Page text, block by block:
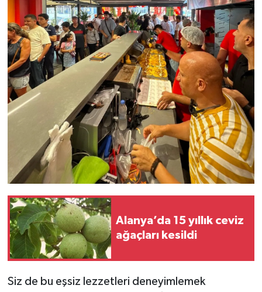
Alanya’da 15 yıllık ceviz
ağaçları kesildi
Siz de bu eşsiz lezzetleri deneyimlemek